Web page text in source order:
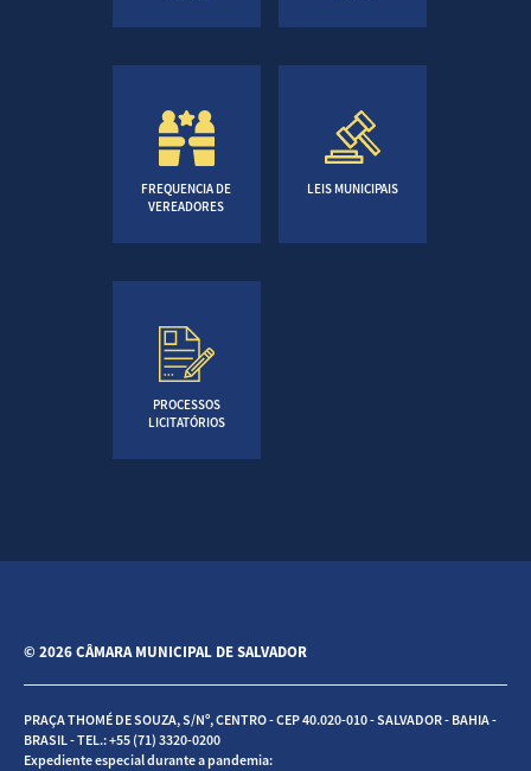
FREQUENCIA DE
VEREADORES
LEIS MUNICIPAIS
PROCESSOS
LICITATÓRIOS
© 2026 CÂMARA MUNICIPAL DE SALVADOR
PRAÇA THOMÉ DE SOUZA, S/Nº, CENTRO - CEP 40.020-010 - SALVADOR - BAHIA -
BRASIL - TEL.: +55 (71) 3320-0200
Expediente especial durante a pandemia: